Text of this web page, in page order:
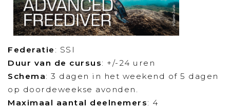
Federatie : SSI
Duur van de cursus: +/-24 uren
Schema: 3 dagen in het weekend of 5 dagen
op doordeweekse avonden.
Maximaal aantal deelnemers: 4